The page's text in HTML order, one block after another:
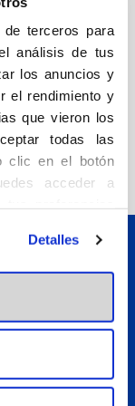
terceros para
análisis de tus
los anuncios y
el rendimiento y
que vieron los
todas las
clic en el botón
acceder a
puedes
Detalles
Cortés, Oscar
Atance, David
€